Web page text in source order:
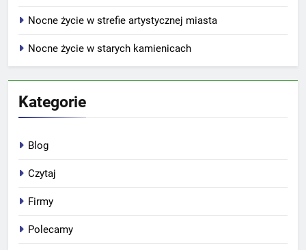
Nocne życie w strefie artystycznej miasta
Nocne życie w starych kamienicach
Kategorie
Blog
Czytaj
Firmy
Polecamy